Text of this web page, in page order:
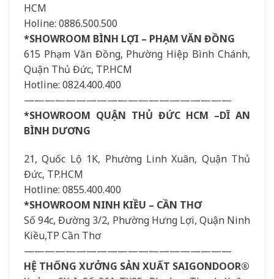
HCM
Holine: 0886.500.500
*SHOWROOM BÌNH LỢI – PHẠM VĂN ĐỒNG
615 Phạm Văn Đồng, Phường Hiệp Bình Chánh,
Quận Thủ Đức, TP.HCM
Hotline: 0824.400.400
————————————————————
*SHOWROOM QUẬN THỦ ĐỨC HCM –DĨ AN
BÌNH DƯƠNG
21, Quốc Lộ 1K, Phường Linh Xuân, Quận Thủ
Đức, TP.HCM
Hotline: 0855.400.400
*SHOWROOM NINH KIỀU – CẦN THƠ
Số 94c, Đường 3/2, Phường Hưng Lợi, Quận Ninh
Kiều,TP Cần Thơ
————————————————————
HỆ THỐNG XƯỞNG SẢN XUẤT SAIGONDOOR®